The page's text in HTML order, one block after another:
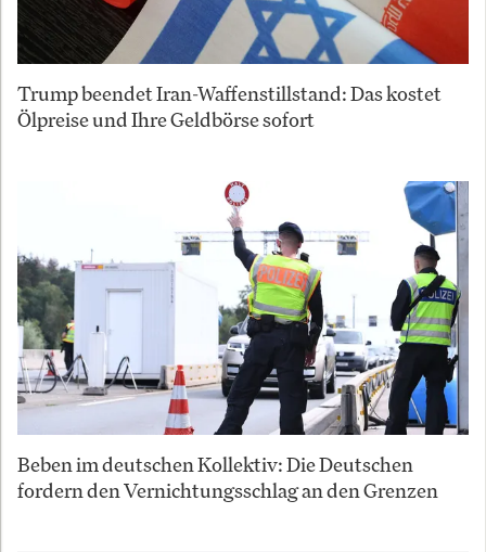
Trump beendet Iran-Waffenstillstand: Das kostet
Ölpreise und Ihre Geldbörse sofort
Beben im deutschen Kollektiv: Die Deutschen
fordern den Vernichtungsschlag an den Grenzen